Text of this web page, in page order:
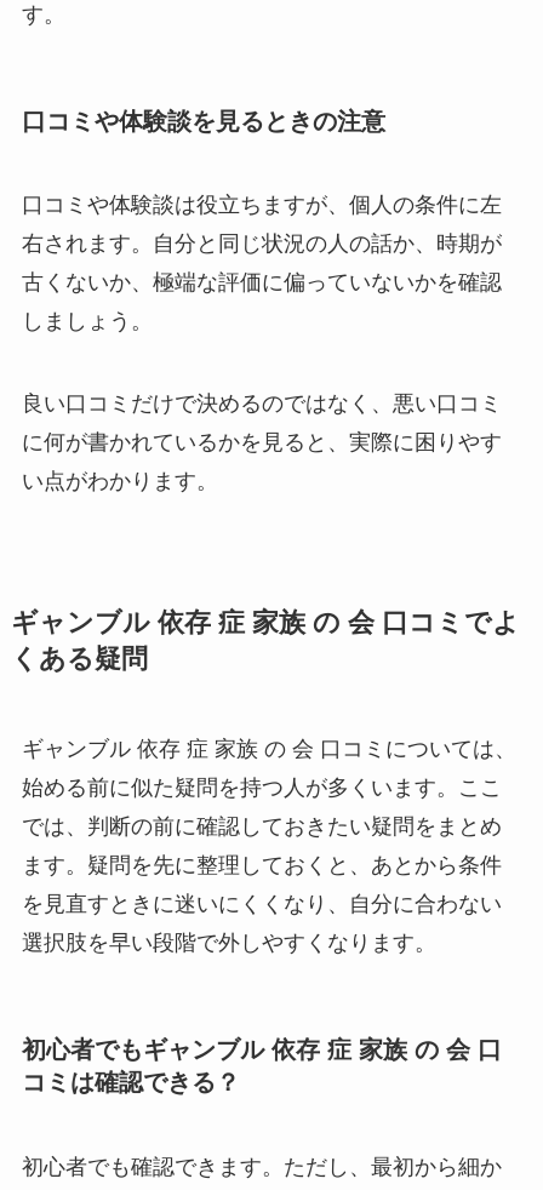
す。
口コミや体験談を見るときの注意
口コミや体験談は役立ちますが、個人の条件に左
右されます。自分と同じ状況の人の話か、時期が
古くないか、極端な評価に偏っていないかを確認
しましょう。
良い口コミだけで決めるのではなく、悪い口コミ
に何が書かれているかを見ると、実際に困りやす
い点がわかります。
ギャンブル 依存 症 家族 の 会 口コミでよ
くある疑問
ギャンブル 依存 症 家族 の 会 口コミについては、
始める前に似た疑問を持つ人が多くいます。ここ
では、判断の前に確認しておきたい疑問をまとめ
ます。疑問を先に整理しておくと、あとから条件
を見直すときに迷いにくくなり、自分に合わない
選択肢を早い段階で外しやすくなります。
初心者でもギャンブル 依存 症 家族 の 会 口
コミは確認できる？
初心者でも確認できます。ただし、最初から細か